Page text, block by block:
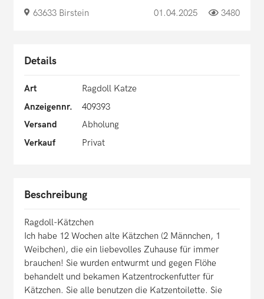
63633 Birstein 01.04.2025 3480
Details
Art
Ragdoll Katze
Anzeigennr.
409393
Versand
Abholung
Verkauf
Privat
Beschreibung
Ragdoll-Kätzchen
Ich habe 12 Wochen alte Kätzchen (2 Männchen, 1
Weibchen), die ein liebevolles Zuhause für immer
brauchen! Sie wurden entwurmt und gegen Flöhe
behandelt und bekamen Katzentrockenfutter für
Kätzchen. Sie alle benutzen die Katzentoilette. Sie